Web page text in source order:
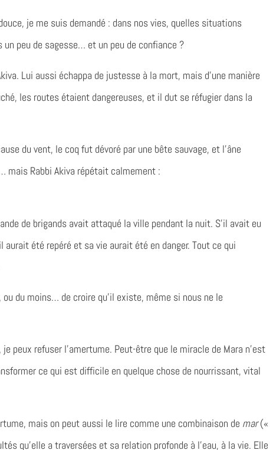
je me suis demandé : dans nos vies, quelles situations
peu de sagesse… et un peu de confiance ?
Lui aussi échappa de justesse à la mort, mais d’une manière
les routes étaient dangereuses, et il dut se réfugier dans la
du vent, le coq fut dévoré par une bête sauvage, et l’âne
mais Rabbi Akiva répétait calmement :
de brigands avait attaqué la ville pendant la nuit. S’il avait eu
été repéré et sa vie aurait été en danger. Tout ce qui
du moins… de croire qu’il existe, même si nous ne le
peux refuser l’amertume. Peut-être que le miracle de Mara n’est
ce qui est difficile en quelque chose de nourrissant, vital
mais on peut aussi le lire comme une combinaison de mar(«
qu’elle a traversées et sa relation profonde à l’eau, à la vie. Elle